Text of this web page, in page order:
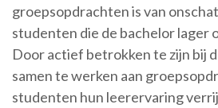
groepsopdrachten is van
studenten die de bachelor lager
Door actief betrokken te zijn bij
samen te werken aan
studenten hun leerervaring